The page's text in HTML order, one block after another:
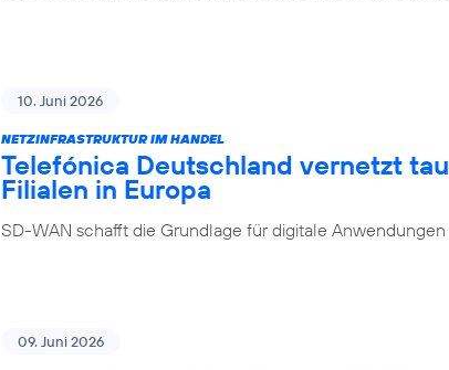
10. Juni 2026
NETZINFRASTRUKTUR IM HANDEL
Telefónica Deutschland vernetzt
Filialen in Europa
SD-WAN schafft die Grundlage für digitale
09. Juni 2026